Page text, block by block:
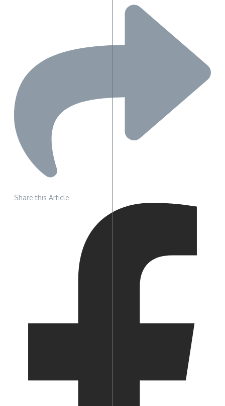
Share this Article